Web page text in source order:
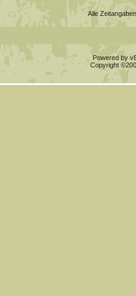
Alle
Powered by
Copyright